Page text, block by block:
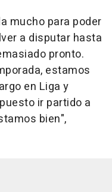
mucho para poder
a disputar hasta
pronto.
estamos
en Liga y
ir partido a
bien",